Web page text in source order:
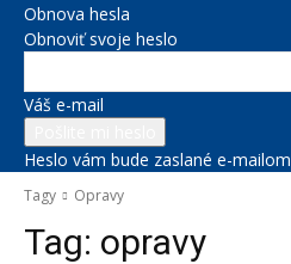
Obnova hesla
Obnoviť svoje heslo
Váš e-mail
Heslo vám bude zaslané e-mailom
Tagy Opravy
Tag: opravy